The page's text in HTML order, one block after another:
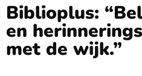
Biblioplus:
en
met de wijk.”